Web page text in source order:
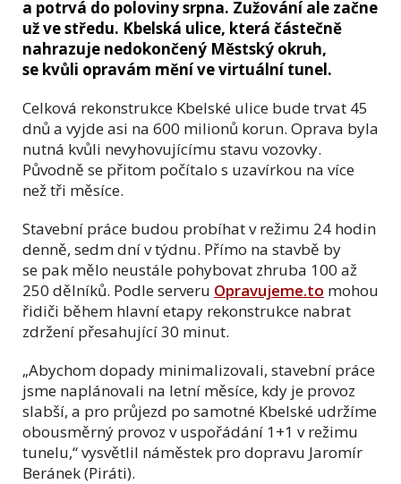
a potrvá do poloviny srpna. Zužování ale začne
už ve středu. Kbelská ulice, která částečně
nahrazuje nedokončený Městský okruh,
se kvůli opravám mění ve virtuální tunel.
Celková rekonstrukce Kbelské ulice bude trvat 45
dnů a vyjde asi na 600 milionů korun. Oprava byla
nutná kvůli nevyhovujícímu stavu vozovky.
Původně se přitom počítalo s uzavírkou na více
než tři měsíce.
Stavební práce budou probíhat v režimu 24 hodin
denně, sedm dní v týdnu. Přímo na stavbě by
se pak mělo neustále pohybovat zhruba 100 až
250 dělníků. Podle serveru Opravujeme.to mohou
řidiči během hlavní etapy rekonstrukce nabrat
zdržení přesahující 30 minut.
„Abychom dopady minimalizovali, stavební práce
jsme naplánovali na letní měsíce, kdy je provoz
slabší, a pro průjezd po samotné Kbelské udržíme
obousměrný provoz v uspořádání 1+1 v režimu
tunelu,“ vysvětlil náměstek pro dopravu Jaromír
Beránek (Piráti).